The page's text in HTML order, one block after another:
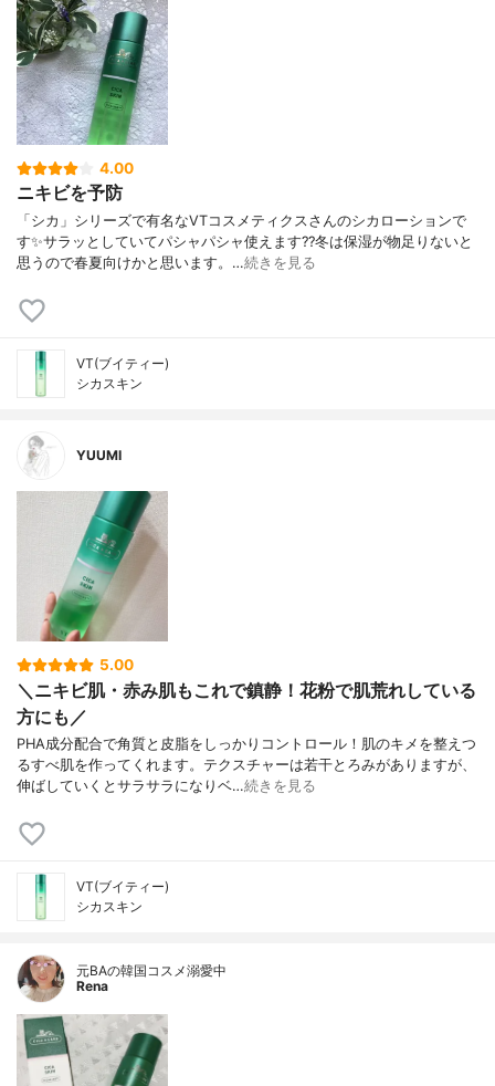
4.00
ニキビを予防
「シカ」シリーズで有名なVTコスメティクスさんのシカローションで
す✨サラッとしていてパシャパシャ使えます??冬は保湿が物足りないと
思うので春夏向けかと思います。…続きを見る
VT(ブイティー)
シカスキン
YUUMI
5.00
＼ニキビ肌・赤み肌もこれで鎮静！花粉で肌荒れしている
方にも／
PHA成分配合で角質と皮脂をしっかりコントロール！肌のキメを整えつ
るすべ肌を作ってくれます。テクスチャーは若干とろみがありますが、
伸ばしていくとサラサラになりベ…続きを見る
VT(ブイティー)
シカスキン
元BAの韓国コスメ溺愛中
Rena